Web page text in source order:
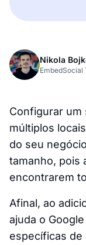
Nikola
EmbedSocial
Configurar um
múltiplos
do seu
tamanho, pois
encontrarem
Afinal, ao
ajuda o
específicas de